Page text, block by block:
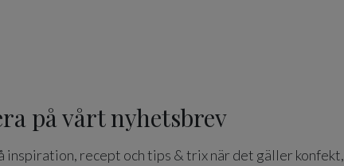
på vårt nyhetsbrev
inspiration, recept och tips & trix när det gäller konfekt,